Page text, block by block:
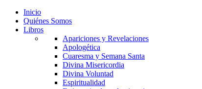
Inicio
Quiénes Somos
Libros
Apariciones y Revelaciones
Apologética
Cuaresma y Semana Santa
Divina Misericordia
Divina Voluntad
Espiritualidad